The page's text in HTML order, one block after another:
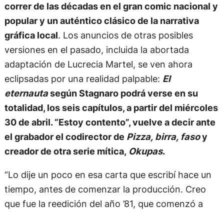
correr de las décadas en el gran comic nacional y
popular y un auténtico clásico de la narrativa
gráfica local. Los anuncios de otras posibles
versiones en el pasado, incluida la abortada
adaptación de Lucrecia Martel, se ven ahora
eclipsadas por una realidad palpable: El
eternautasegún Stagnaro podrá verse en su
totalidad, los seis capítulos, a partir del miércoles
30 de abril. “Estoy contento”, vuelve a decir ante
el grabador el codirector de Pizza, birra, fasoy
creador de otra serie mítica, Okupas.
“Lo dije un poco en esa carta que escribí hace un
tiempo, antes de comenzar la producción. Creo
que fue la reedición del año ’81, que comenzó a